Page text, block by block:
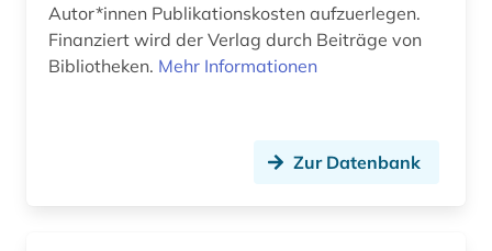
video (1)
visual merchandising (1)
werbung (1)
Autor*innen Publikationskosten aufzuerlegen.
Finanziert wird der Verlag durch Beiträge von
Bibliotheken. Mehr Informationen
Zur Datenbank